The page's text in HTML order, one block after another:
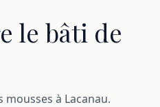
le bâti de
à Lacanau.